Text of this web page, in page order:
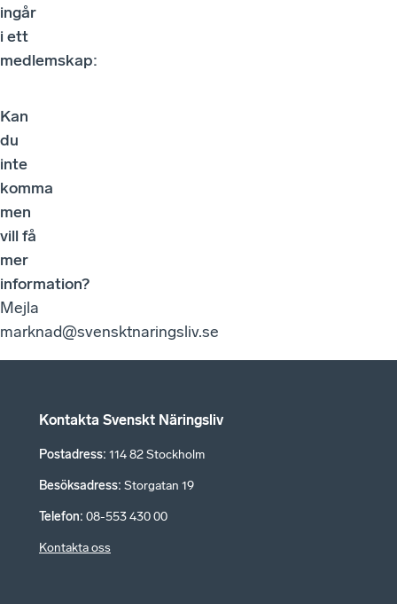
ingår
i ett
medlemskap:
Kan
du
inte
komma
men
vill få
mer
information?
Mejla
marknad@svensktnaringsliv.se
Kontakta Svenskt Näringsliv
Postadress: 114 82 Stockholm
Besöksadress: Storgatan 19
Telefon: 08-553 430 00
Kontakta oss